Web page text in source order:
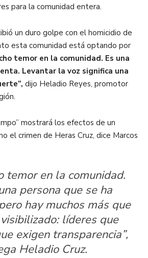
para la comunidad entera.
un duro golpe con el homicidio de
esta comunidad está optando por
temor en la comunidad. Es una
Levantar la voz significa una
dijo Heladio Reyes, promotor
mostrará los efectos de un
el crimen de Heras Cruz, dice Marcos
temor en la comunidad.
persona que se ha
hay muchos más que
líderes que
exigen transparencia”,
Heladio Cruz.